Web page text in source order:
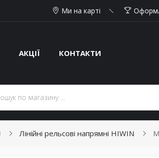
Ми на карті
АКЦІЇ КОНТАКТИ
Лінійні рельсові напрямні HIWIN